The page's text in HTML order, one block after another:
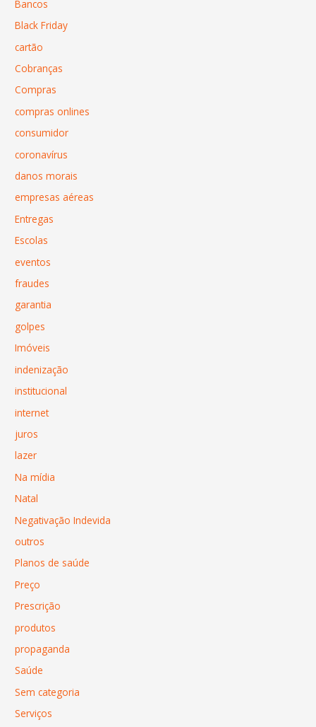
Bancos
Black Friday
cartão
Cobranças
Compras
compras onlines
consumidor
coronavírus
danos morais
empresas aéreas
Entregas
Escolas
eventos
fraudes
garantia
golpes
Imóveis
indenização
institucional
internet
juros
lazer
Na mídia
Natal
Negativação Indevida
outros
Planos de saúde
Preço
Prescrição
produtos
propaganda
Saúde
Sem categoria
Serviços